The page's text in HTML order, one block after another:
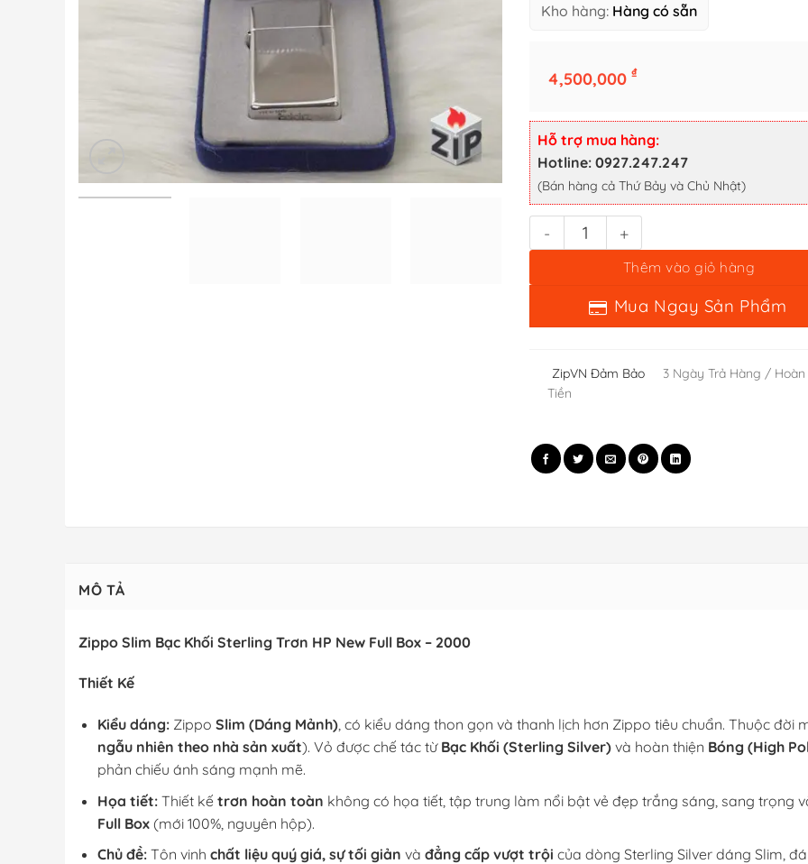
Kho hàng: Hàng có sẵn
4,500,000 ₫
Hỗ trợ mua hàng:
Hotline: 0927.247.247
(Bán hàng cả Thứ Bảy và Chủ Nhật)
Zippo Slim Bạc Khối Sterling Trơn HP New Full Box - 2000 số
Thêm vào giỏ hàng
Mua Ngay Sản Phẩm
ZipVN Đảm Bảo
3 Ngày Trả Hàng / Hoàn
Tiền
MÔ TẢ
Zippo Slim Bạc Khối Sterling Trơn HP New Full Box – 2000
Thiết Kế
Kiểu dáng:Zippo Slim (Dáng Mảnh), có kiểu dáng thon gọn và thanh lịch hơn Zippo tiêu chuẩn. Thuộc đời
ngẫu nhiên theo nhà sản xuất). Vỏ được chế tác từ Bạc Khối (Sterling Silver)và hoàn thiện Bóng (High
phản chiếu ánh sáng mạnh mẽ.
Họa tiết:Thiết kế trơn hoàn toàn không có họa tiết, tập trung làm nổi bật vẻ đẹp trắng sáng, sang trọng
Full Box(mới 100%, nguyên hộp).
Chủ đề:Tôn vinh chất liệu quý giá, sự tối giản và đẳng cấp vượt trội của dòng Sterling Silver dáng Slim,